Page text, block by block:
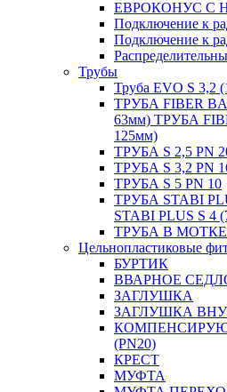
ЕВРОКОНУС С
Подключение к
Подключение к
Трубы
Труба EVO S 3,2
ТРУБА FIBER
63мм) ТРУБА
125мм)
ТРУБА S 2,5 PN
ТРУБА S 3,2 PN
ТРУБА S 5 PN 10
ТРУБА STABI
STABI PLUS S 4
ТРУБА В МОТКЕ
Цельнопластиковые
БУРТИК
ВВАРНОЕ
ЗАГЛУШКА
ЗАГЛУШКА
(PN20)
КРЕСТ
МУФТА